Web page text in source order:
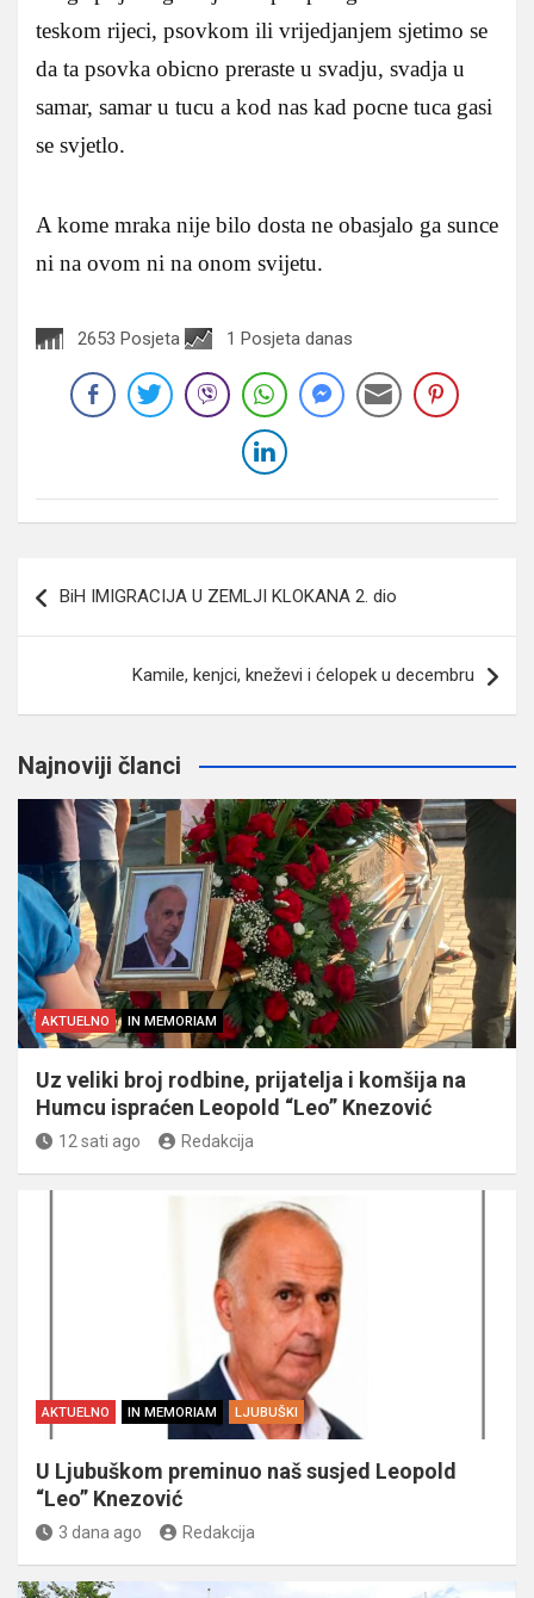
teskom rijeci, psovkom ili vrijedjanjem sjetimo se
da ta psovka obicno preraste u svadju, svadja u
samar, samar u tucu a kod nas kad pocne tuca gasi
se svjetlo.
A kome mraka nije bilo dosta ne obasjalo ga sunce
ni na ovom ni na onom svijetu.
2653 Posjeta 1 Posjeta danas
članaka
BiH IMIGRACIJA U ZEMLJI KLOKANA 2. dio
Kamile, kenjci, kneževi i ćelopek u decembru
Najnoviji članci
AKTUELNO IN MEMORIAM
Uz veliki broj rodbine, prijatelja i komšija na
Humcu ispraćen Leopold “Leo” Knezović
12 sati ago Redakcija
AKTUELNO IN MEMORIAM LJUBUŠKI
U Ljubuškom preminuo naš susjed Leopold
“Leo” Knezović
3 dana ago Redakcija